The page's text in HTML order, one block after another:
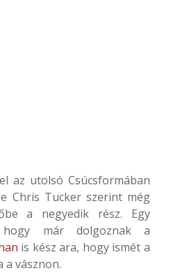
az utolsó Csúcsformában
Chris Tucker szerint még
a negyedik rész. Egy
hogy már dolgoznak a
is kész ara, hogy ismét a
a vásznon.